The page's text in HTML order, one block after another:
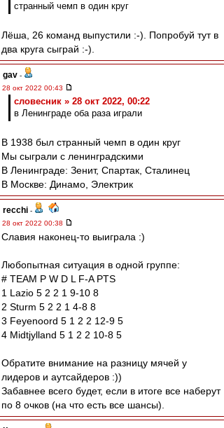
странный чемп в один круг
Лёша, 26 команд выпустили :-). Попробуй тут в
два круга сыграй :-).
gav -
28 окт 2022 00:43
словесник » 28 окт 2022, 00:22
в Ленинграде оба раза играли
В 1938 был странный чемп в один круг
Мы сыграли с ленинградскими
В Ленинграде: Зенит, Спартак, Сталинец
В Москве: Динамо, Электрик
recchi -
28 окт 2022 00:38
Славия наконец-то выиграла :)
Любопытная ситуация в одной группе:
# TEAM P W D L F-A PTS
1 Lazio 5 2 2 1 9-10 8
2 Sturm 5 2 2 1 4-8 8
3 Feyenoord 5 1 2 2 12-9 5
4 Midtjylland 5 1 2 2 10-8 5
Обратите внимание на разницу мячей у
лидеров и аутсайдеров :))
Забавнее всего будет, если в итоге все наберут
по 8 очков (на что есть все шансы).